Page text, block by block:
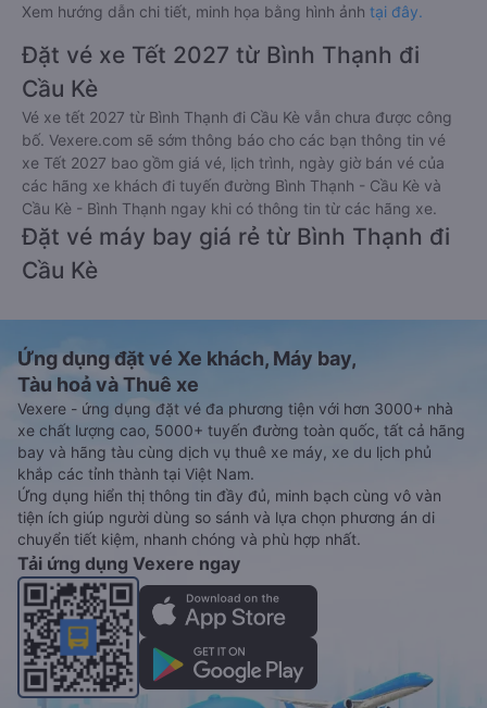
Xem hướng dẫn chi tiết, minh họa bằng hình ảnh tại đây.
Đặt vé xe Tết 2027 từ Bình Thạnh đi
Cầu Kè
Vé xe tết 2027 từ Bình Thạnh đi Cầu Kè vẫn chưa được công
bố. Vexere.com sẽ sớm thông báo cho các bạn thông tin vé
xe Tết 2027 bao gồm giá vé, lịch trình, ngày giờ bán vé của
các hãng xe khách đi tuyến đường Bình Thạnh - Cầu Kè và
Cầu Kè - Bình Thạnh ngay khi có thông tin từ các hãng xe.
Đặt vé máy bay giá rẻ từ Bình Thạnh đi
Cầu Kè
Ứng dụng đặt vé Xe khách, Máy bay,
Tàu hoả và Thuê xe
Vexere - ứng dụng đặt vé đa phương tiện với hơn 3000+ nhà
xe chất lượng cao, 5000+ tuyến đường toàn quốc, tất cả hãng
bay và hãng tàu cùng dịch vụ thuê xe máy, xe du lịch phủ
khắp các tỉnh thành tại Việt Nam.
Ứng dụng hiển thị thông tin đầy đủ, minh bạch cùng vô vàn
tiện ích giúp người dùng so sánh và lựa chọn phương án di
chuyển tiết kiệm, nhanh chóng và phù hợp nhất.
Tải ứng dụng Vexere ngay